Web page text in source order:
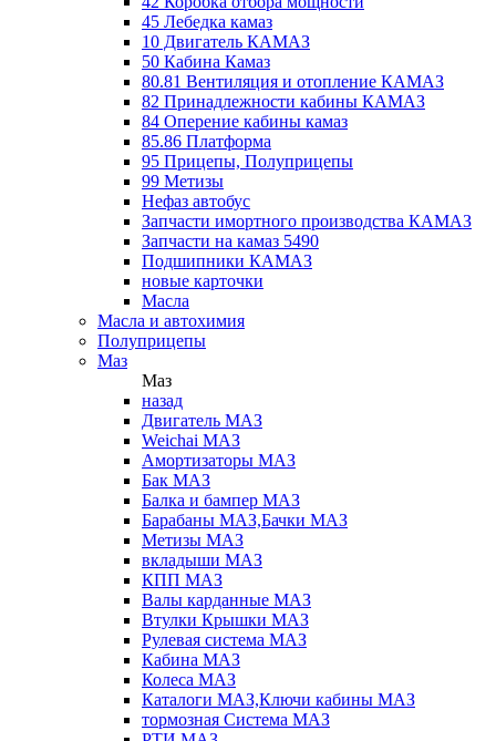
45 Лебедка камаз
10 Двигатель КАМАЗ
50 Кабина Камаз
80.81 Вентиляция и отопление КАМАЗ
82 Принадлежности кабины КАМАЗ
84 Оперение кабины камаз
85.86 Платформа
95 Прицепы, Полуприцепы
99 Метизы
Нефаз автобус
Запчасти имортного производства КАМАЗ
Запчасти на камаз 5490
Подшипники КАМАЗ
новые карточки
Масла
Масла и автохимия
Полуприцепы
Маз
Маз
назад
Двигатель МАЗ
Weichai МАЗ
Амортизаторы МАЗ
Бак МАЗ
Балка и бампер МАЗ
Барабаны МАЗ,Бачки МАЗ
Метизы МАЗ
вкладыши МАЗ
КПП МАЗ
Валы карданные МАЗ
Втулки Крышки МАЗ
Рулевая система МАЗ
Кабина МАЗ
Колеса МАЗ
Каталоги МАЗ,Ключи кабины МАЗ
тормозная Система МАЗ